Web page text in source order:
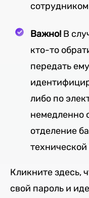
Важно! В
кто-то
передать
либо по
немедленно
отделение
Кликните здесь,
свой пароль и